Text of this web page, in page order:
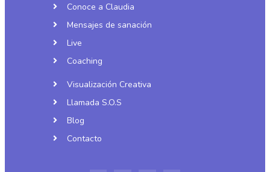
Conoce a Claudia
Mensajes de sanación
Live
Coaching
Visualización Creativa
Llamada S.O.S
Blog
Contacto